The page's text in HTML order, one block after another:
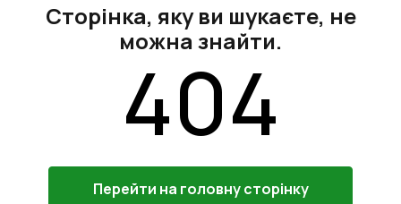
Сторінка, яку ви шукаєте, не
можна знайти.
404
Перейти на головну сторінку